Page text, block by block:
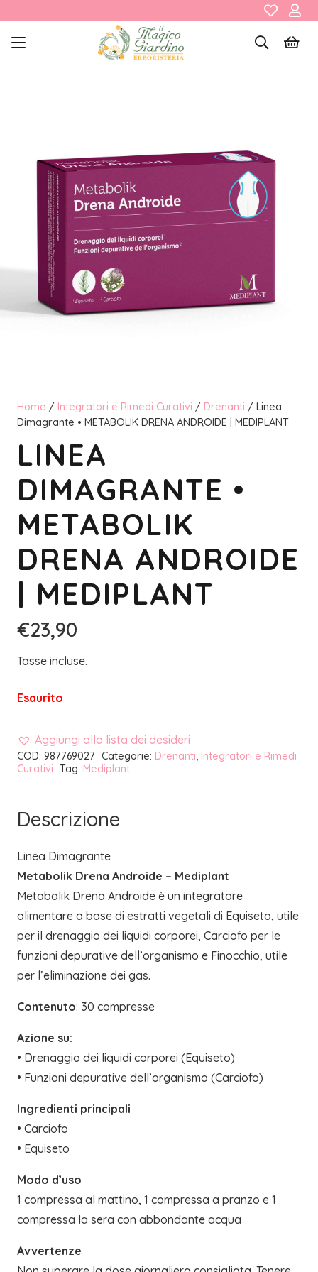
Home / Integratori e Rimedi Curativi / Drenanti / Linea
Dimagrante • METABOLIK DRENA ANDROIDE | MEDIPLANT
LINEA
DIMAGRANTE •
METABOLIK
DRENA ANDROIDE
| MEDIPLANT
€23,90
Tasse incluse.
Esaurito
Aggiungi alla lista dei desideri
COD: 987769027 Categorie: Drenanti Integratori e Rimedi
Curativi Tag: Mediplant
Descrizione
Linea Dimagrante
Metabolik Drena Androide – Mediplant
Metabolik Drena Androide è un integratore
alimentare a base di estratti vegetali di Equiseto, utile
per il drenaggio dei liquidi corporei, Carciofo per le
funzioni depurative dell’organismo e Finocchio, utile
per l’eliminazione dei gas.
Contenuto: 30 compresse
Azione su:
• Drenaggio dei liquidi corporei (Equiseto)
• Funzioni depurative dell’organismo (Carciofo)
Ingredienti principali
• Carciofo
• Equiseto
Modo d’uso
1 compressa al mattino, 1 compressa a pranzo e 1
compressa la sera con abbondante acqua
Avvertenze